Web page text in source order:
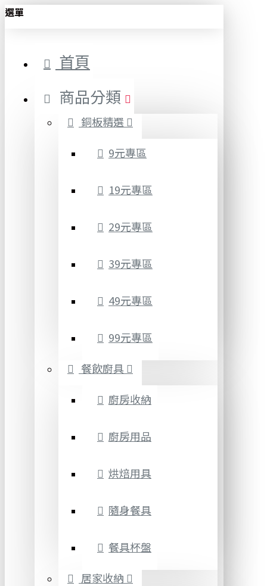
選單
首頁
商品分類
銅板精選
9元專區
19元專區
29元專區
39元專區
49元專區
99元專區
餐飲廚具
廚房收納
廚房用品
烘焙用具
隨身餐具
餐具杯盤
居家收納